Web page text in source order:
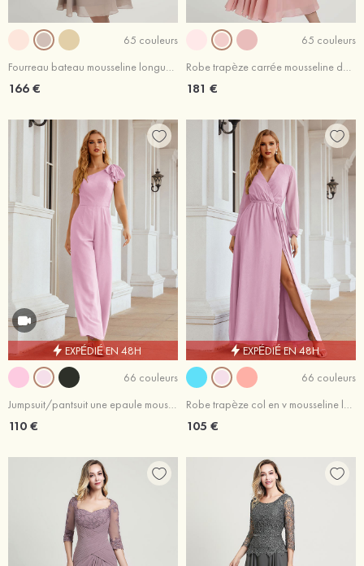
65 couleurs
Fourreau bateau mousseline longueur mollet robe de mère de la mariée avec perle veste
166 €
65 couleurs
Robe trapèze carrée mousseline dentelle longueur mollet robe de mère de la mariée avec veste
181 €
EXPÉDIÉ EN 48H
66 couleurs
Jumpsuit/pantsuit une epaule mousseline longueur ras du sol robe de mère de la mariée
110 €
EXPÉDIÉ EN 48H
66 couleurs
Robe trapèze col en v mousseline longueur ras du sol robe de mère de la mariée avec ceintures fendu
105 €